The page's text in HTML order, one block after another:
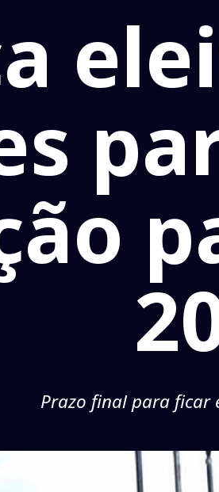
Prazo final para ficar